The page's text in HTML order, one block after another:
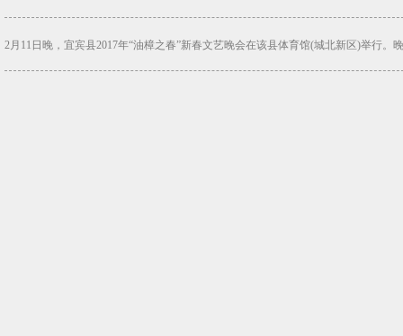
2月11日晚，宜宾县2017年“油樟之春”新春文艺晚会在该县体育馆(城北新区)举行